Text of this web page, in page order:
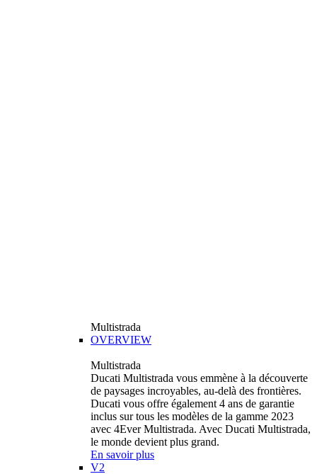
Multistrada
OVERVIEW
Multistrada
Ducati Multistrada vous emmène à la découverte
de paysages incroyables, au-delà des frontières.
Ducati vous offre également 4 ans de garantie
inclus sur tous les modèles de la gamme 2023
avec 4Ever Multistrada. Avec Ducati Multistrada,
le monde devient plus grand.
En savoir plus
V2